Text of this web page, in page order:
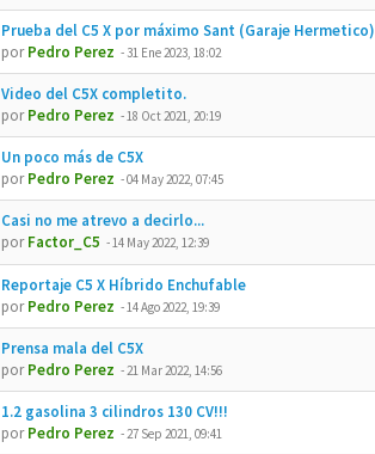
Prueba del C5 X por máximo Sant (Garaje Hermetico)
porPedro Perez -31 Ene 2023, 18:02
Video del C5X completito.
porPedro Perez -18 Oct 2021, 20:19
Un poco más de C5X
porPedro Perez -04 May 2022, 07:45
Casi no me atrevo a decirlo...
porFactor_C5 -14 May 2022, 12:39
Reportaje C5 X Híbrido Enchufable
porPedro Perez -14 Ago 2022, 19:39
Prensa mala del C5X
porPedro Perez -21 Mar 2022, 14:56
1.2 gasolina 3 cilindros 130 CV!!!
porPedro Perez -27 Sep 2021, 09:41